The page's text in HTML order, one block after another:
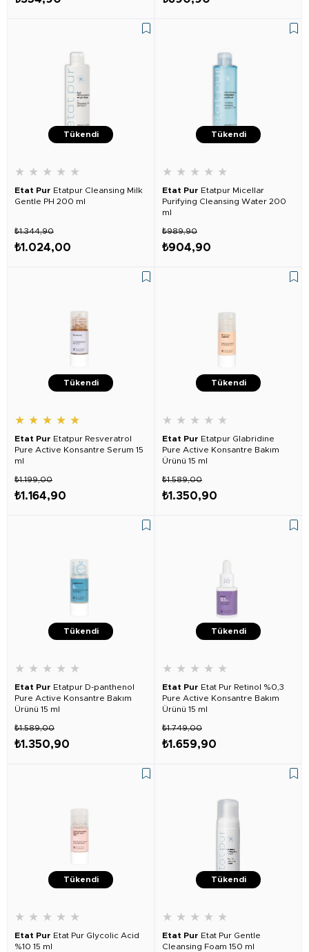
Tükendi
★ ★ ★ ★ ★
Etat Pur Etatpur Cleansing Milk
Gentle PH 200 ml
₺1.024,00
₺1.344,90
Tükendi
★ ★ ★ ★ ★
Etat Pur Etatpur Micellar
Purifying Cleansing Water 200
ml
₺904,90
₺989,90
Tükendi
★ ★ ★ ★ ★
Etat Pur Etatpur Resveratrol
Pure Active Konsantre Serum 15
ml
₺1.164,90
₺1.199,00
Tükendi
★ ★ ★ ★ ★
Etat Pur Etatpur Glabridine
Pure Active Konsantre Bakım
Ürünü 15 ml
₺1.350,90
₺1.589,00
Tükendi
★ ★ ★ ★ ★
Etat Pur Etatpur D-panthenol
Pure Active Konsantre Bakım
Ürünü 15 ml
₺1.350,90
₺1.589,00
Tükendi
★ ★ ★ ★ ★
Etat Pur Etat Pur Retinol %0,3
Pure Active Konsantre Bakım
Ürünü 15 ml
₺1.659,90
₺1.749,00
Tükendi
★ ★ ★ ★ ★
Etat Pur Etat Pur Glycolic Acid
%10 15 ml
Tükendi
★ ★ ★ ★ ★
Etat Pur Etat Pur Gentle
Cleansing Foam 150 ml